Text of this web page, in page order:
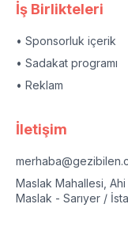
İş Birlikteleri
• Sponsorluk içerik
• Sadakat programı
• Reklam
İletişim
Maslak Mahallesi,
Maslak - Sarıyer /